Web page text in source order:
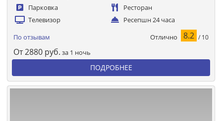
Парковка
Ресторан
Телевизор
Ресепшн 24 часа
По отзывам Отлично 8.2 / 10
От2880 руб. за 1 ночь
ПОДРОБНЕЕ